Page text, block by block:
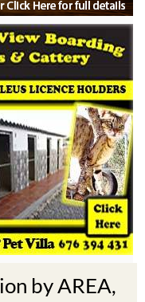
by AREA,